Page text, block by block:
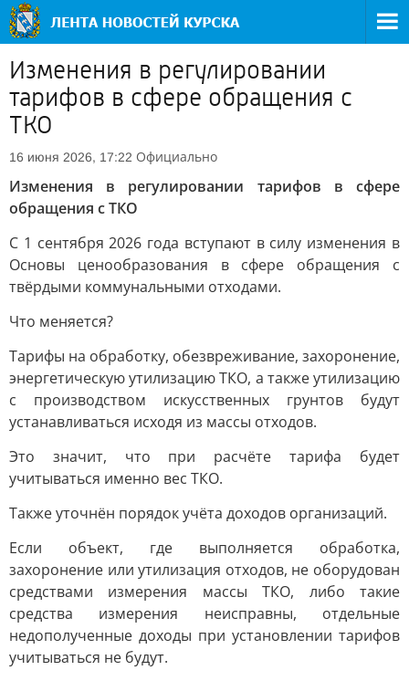
Изменения в регулировании
тарифов в сфере обращения с
ТКО
16 июня 2026, 17:22 Официально
Изменения в регулировании тарифов в сфере
обращения с ТКО
С 1 сентября 2026 года вступают в силу изменения в
Основы ценообразования в сфере обращения с
твёрдыми коммунальными отходами.
Что меняется?
Тарифы на обработку, обезвреживание, захоронение,
энергетическую утилизацию ТКО, а также утилизацию
с производством искусственных грунтов будут
устанавливаться исходя из массы отходов.
Это значит, что при расчёте тарифа будет
учитываться именно вес ТКО.
Также уточнён порядок учёта доходов организаций.
Если объект, где выполняется обработка,
захоронение или утилизация отходов, не оборудован
средствами измерения массы ТКО, либо такие
средства измерения неисправны, отдельные
недополученные доходы при установлении тарифов
учитываться не будут.